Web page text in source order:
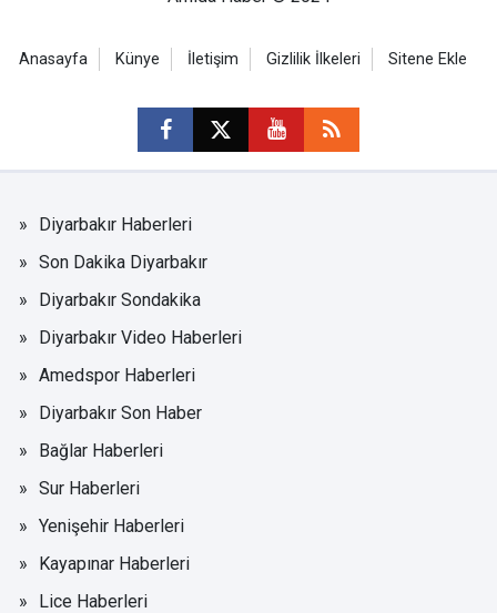
Anasayfa Künye İletişim Gizlilik İlkeleri Sitene Ekle
Diyarbakır Haberleri
Son Dakika Diyarbakır
Diyarbakır Sondakika
Diyarbakır Video Haberleri
Amedspor Haberleri
Diyarbakır Son Haber
Bağlar Haberleri
Sur Haberleri
Yenişehir Haberleri
Kayapınar Haberleri
Lice Haberleri